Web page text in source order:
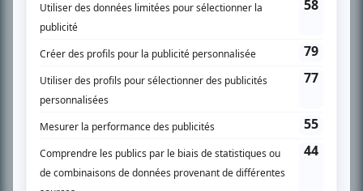
Chroniqueur télé du journal Le Soleil depuis 2001, Richard Therrien carbure à
son petit écran. Celui qu’on surnomme parfois «l’encyclopédie de la
spécialité: la télé québécoise. On peut l’entendre régulièrement commenter
En savoir plus »
SUR LE RÉSEAU BIZZ MÉDIA